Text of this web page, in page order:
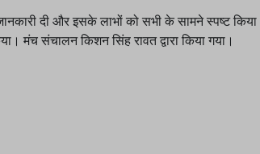
दी और इसके लाभों को सभी के सामने स्पष्ट
मंच संचालन किशन सिंह रावत द्वारा किया गया।